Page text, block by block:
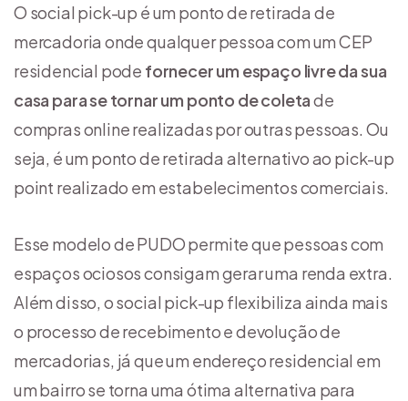
O social pick-up é um ponto de retirada de
mercadoria onde qualquer pessoa com um CEP
residencial pode fornecer um espaço livre da sua
casa para se tornar um ponto de coletade
compras online realizadas por outras pessoas. Ou
seja, é um ponto de retirada alternativo ao pick-up
point realizado em estabelecimentos comerciais.
Esse modelo de PUDO permite que pessoas com
espaços ociosos consigam gerar uma renda extra.
Além disso, o social pick-up flexibiliza ainda mais
o processo de recebimento e devolução de
mercadorias, já que um endereço residencial em
um bairro se torna uma ótima alternativa para